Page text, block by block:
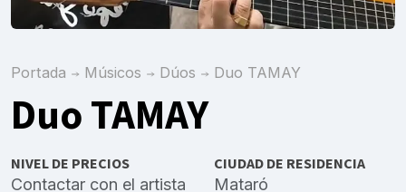
Portada Músicos Dúos Duo TAMAY
Duo TAMAY
NIVEL DE PRECIOS
Contactar con el artista
CIUDAD DE RESIDENCIA
Mataró